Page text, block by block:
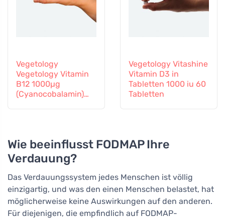
Vegetology
Vegetology Vitamin
B12 1000µg
(Cyanocobalamin)
Vegetology Vitashine
Vitamin D3 in
Tabletten 1000 iu 60
Tabletten
Wie beeinflusst FODMAP Ihre
Verdauung?
Das Verdauungssystem jedes Menschen ist völlig
einzigartig, und was den einen Menschen belastet, hat
möglicherweise keine Auswirkungen auf den anderen.
Für diejenigen, die empfindlich auf FODMAP-